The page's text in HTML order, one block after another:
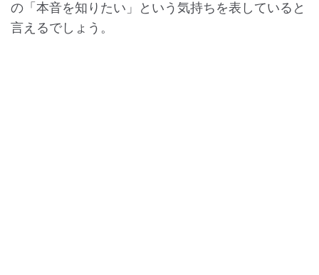
の「本音を知りたい」という気持ちを表していると
言えるでしょう。